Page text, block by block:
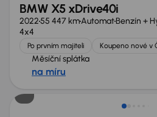
BMW X5 xDrive40i
202255 447 kmAutomatBenzín +
4x4
Po prvním majiteli Koupeno nové v
Měsíční splátka
na míru
Nově v nabídce